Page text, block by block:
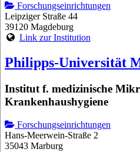
Forschungseinrichtungen
Leipziger Straße 44
39120 Magdeburg
Link zur Institution
Philipps-Universität
Institut f. medizinische
Krankenhaushygiene
Forschungseinrichtungen
Hans-Meerwein-Straße 2
35043 Marburg